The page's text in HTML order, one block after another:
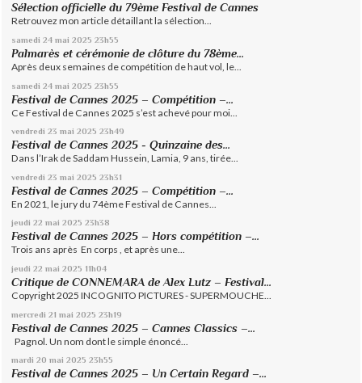
Sélection officielle du 79ème Festival de Cannes
Retrouvez mon article détaillant la sélection...
samedi 24 mai 2025 23h55
Palmarès et cérémonie de clôture du 78ème...
Après deux semaines de compétition de haut vol, le...
samedi 24 mai 2025 23h55
Festival de Cannes 2025 – Compétition –...
Ce Festival de Cannes 2025 s’est achevé pour moi...
vendredi 23 mai 2025 23h49
Festival de Cannes 2025 - Quinzaine des...
Dans l’Irak de Saddam Hussein, Lamia, 9 ans, tirée...
vendredi 23 mai 2025 23h31
Festival de Cannes 2025 – Compétition –...
En 2021, le jury du 74ème Festival de Cannes...
jeudi 22 mai 2025 23h38
Festival de Cannes 2025 – Hors compétition –...
Trois ans après En corps , et après une...
jeudi 22 mai 2025 11h04
Critique de CONNEMARA de Alex Lutz – Festival...
Copyright 2025 INCOGNITO PICTURES - SUPERMOUCHE...
mercredi 21 mai 2025 23h19
Festival de Cannes 2025 – Cannes Classics –...
Pagnol. Un nom dont le simple énoncé...
mardi 20 mai 2025 23h55
Festival de Cannes 2025 – Un Certain Regard –...